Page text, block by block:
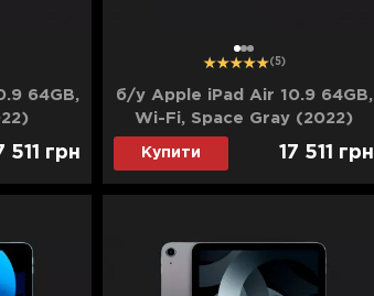
64GB,
511 грн
12 3
(5)
б/у Apple iPad Air 10.9 64GB,
Wi-Fi, Space Gray (2022)
Купити 17 511 грн